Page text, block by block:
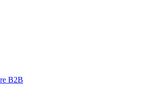
B2B